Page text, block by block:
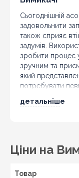
Сьогоднішній
задовольнити
також сприяє
задумів.
зробити процес
зручним та
який
потребувати
вимикачів.
який служить
детальніше
Ціни на
Товар